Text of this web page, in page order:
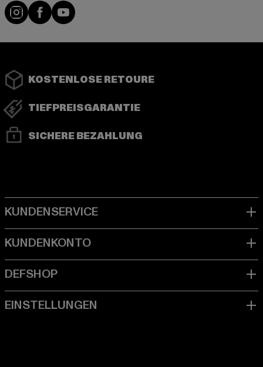
Instagram
FacebookYouTube
KOSTENLOSE RETOURE
TIEFPREISGARANTIE
SICHERE BEZAHLUNG